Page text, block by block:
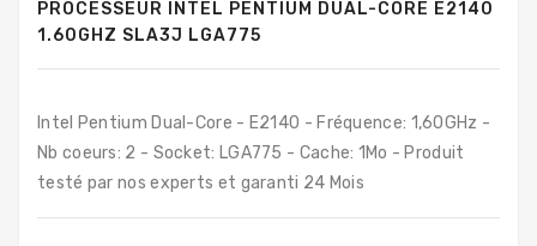
Disques
Durs
PC
Composants
Portables
PROCESSEUR INTEL PENTIUM DUAL-CORE E2140
1.60GHZ SLA3J LGA775
Intel Pentium Dual-Core - E2140 - Fréquence: 1,60GHz -
Nb coeurs: 2 - Socket: LGA775 - Cache: 1Mo - Produit
testé par nos experts et garanti 24 Mois